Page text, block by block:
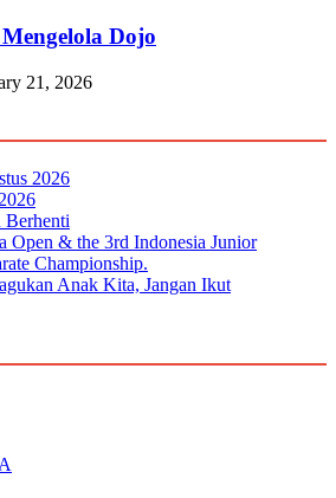
Dojo
21, 2026
2026
Open & the 3rd Indonesia Junior
Championship.
Anak Kita, Jangan Ikut